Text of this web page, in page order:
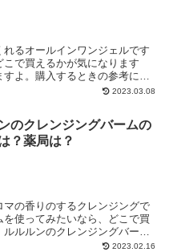
るオールインワンジェルです
で買えるかが気になります
よ。購入するときの参考にし
2023.03.08
のクレンジングバームの
？薬局は？
の香りのするクレンジングで
使ってみたいなら、どこで買
ルルンのクレンジングバーム
2023.02.16